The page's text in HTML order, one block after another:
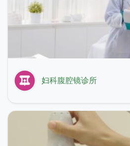
妇科腹腔镜诊所